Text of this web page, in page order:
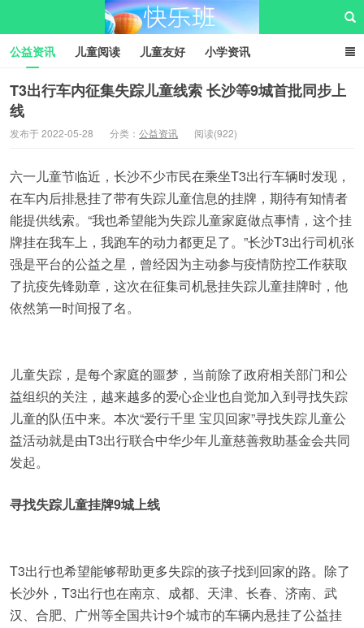
快乐班儿童公益网
公益资讯 儿童阅读 儿童友好 小学资讯
儿童性教育 公益项目 资源中心 儿童发展交流club
儿童树洞心声
T3出行车内征集失踪儿童线索 长沙等9城首批同步上
线
发布于 2022-05-28 分类： 公益资讯 阅读(922)
六一儿童节临近，长沙不少市民在乘坐T3出行车辆时发现，
在车内后排悬挂了带有失踪儿童信息的挂牌，期待有知情者
能提供线索。“我也希望能为失踪儿童家庭做点事情，这个挂
牌挂在我车上，我跑车的动力都更足了。”长沙T3出行司机张
强是平台的公益之星，曾经因为主动参与疫情防控工作获取
了抗疫先锋勋章，这次在征集司机悬挂失踪儿童挂牌时，他
依然第一时间报了名。
儿童失踪，是每个家庭的噩梦，当前除了政府相关部门和公
益组织的关注，越来越多的爱心企业也自觉加入到寻找失踪
儿童的队伍中来。本次“爱行千里 宝贝回家”寻找失踪儿童公
益活动就是由T3出行联合中华少年儿童慈善救助基金会共同
发起。
寻找失踪儿童挂牌9城上线
T3出行也希望能够帮助更多失踪的孩子找到回家的路。除了
长沙外，T3出行也在南京、成都、天津、长春、济南、武
汉、合肥、广州等全国共计9个城市的车辆内悬挂了公益挂